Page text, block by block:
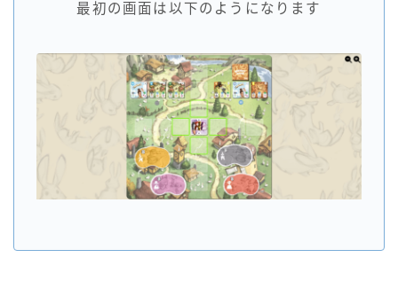
最初の画面は以下のようになります